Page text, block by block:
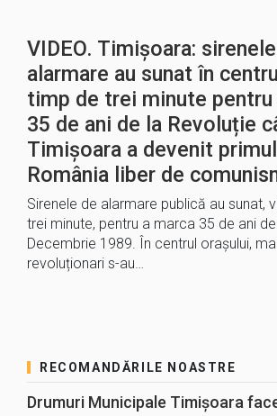
VIDEO. Timișoara:
alarmare au sunat în
timp de trei minute pentru
35 de ani de la Revoluție
Timișoara a devenit
România liber de
Sirenele de alarmare publică au sunat,
trei minute, pentru a marca 35 de ani
Decembrie 1989. În centrul oraşului,
revoluționari s-au…
RECOMANDĂRILE NOASTRE
Drumuri Municipale Timișoara